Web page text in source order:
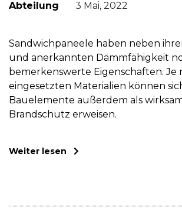
Abteilung 3 Mai, 2022
Sandwichpaneele haben neben
und anerkannten Dämmfähigkeit
bemerkenswerte Eigenschaften. Je
eingesetzten Materialien können
Bauelemente außerdem als
Brandschutz erweisen.
Weiter lesen